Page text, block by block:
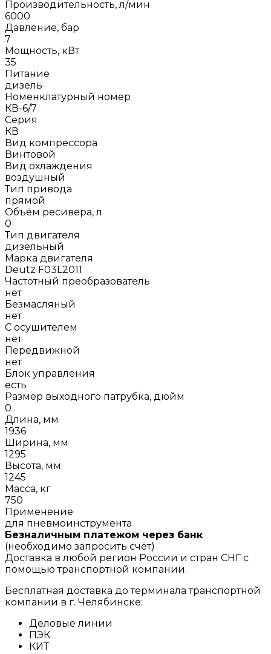
Производительность, л/мин
6000
Давление, бар
7
Мощность, кВт
35
Питание
дизель
Номенклатурный номер
КВ-6/7
Серия
КВ
Вид компрессора
Винтовой
Вид охлаждения
воздушный
Тип привода
прямой
Объём ресивера, л
0
Тип двигателя
дизельный
Марка двигателя
Deutz F03L2011
Частотный преобразователь
нет
Безмасляный
нет
С осушителем
нет
Передвижной
нет
Блок управления
есть
Размер выходного патрубка, дюйм
0
Длина, мм
1936
Ширина, мм
1295
Высота, мм
1245
Масса, кг
750
Применение
для пневмоинструмента
Безналичным платежом через банк
(необходимо запросить счёт)
Доставка в любой регион России и стран СНГ с
помощью транспортной компании.
Бесплатная доставка до терминала транспортной
компании в г. Челябинске:
Деловые линии
ПЭК
КИТ